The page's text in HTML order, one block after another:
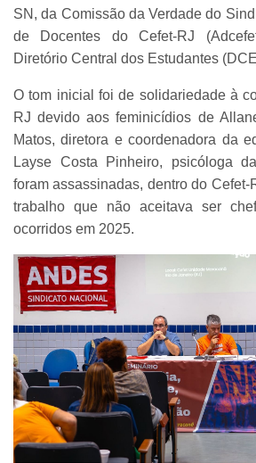
SN, da Comissão da Verdade do
de Docentes do Cefet-RJ
Diretório Central dos Estudantes
O tom inicial foi de solidariedade à
RJ devido aos feminicídios de
Matos, diretora e coordenadora da
Layse Costa Pinheiro, psicóloga
foram assassinadas, dentro do Cefet-
trabalho que não aceitava ser
ocorridos em 2025.